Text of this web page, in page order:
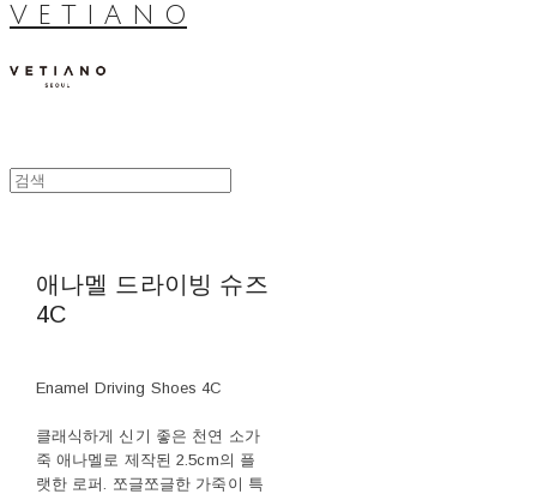
V E T I A N O
애나멜 드라이빙 슈즈
4C
Enamel Driving Shoes 4C
클래식하게 신기 좋은 천연 소가
죽 애나멜로 제작된 2.5cm의 플
랫한 로퍼. 쪼글쪼글한 가죽이 특